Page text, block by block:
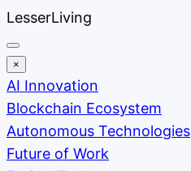
Skip
to
content
LesserLiving
×
AI Innovation
Blockchain Ecosystem
Autonomous Technologies
Future of Work